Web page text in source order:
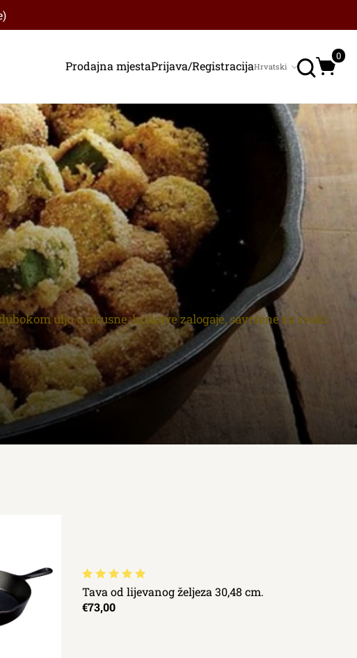
Prodajna mjestaPrijava/RegistracijaHrvatski
Traži
0
ulju u ukusne, hrskave zalogaje, savršene za svaki
Tava od lijevanog željeza 30,48 cm.
€73,00